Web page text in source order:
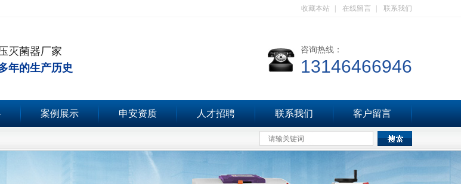
收藏本站 在线留言 联系我们
灭菌器厂家
年的生产历史
咨询热线：
13146466946
案例展示 申安资质 人才招聘 联系我们 客户留言